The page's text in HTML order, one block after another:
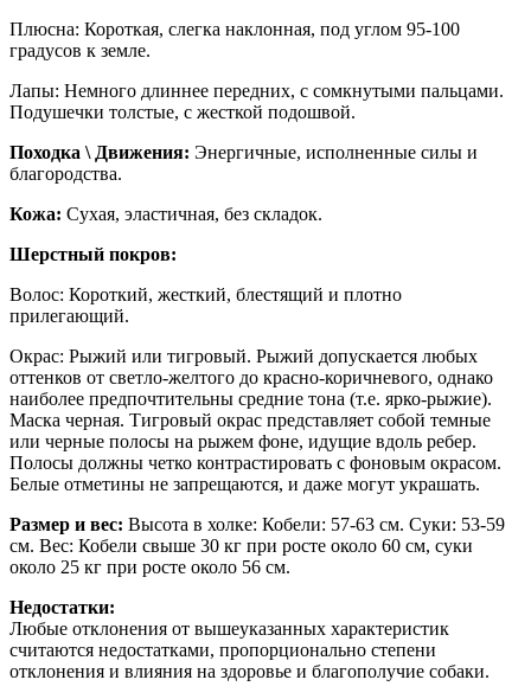
Плюсна: Короткая, слегка наклонная, под углом 95-100
градусов к земле.
Лапы: Немного длиннее передних, с сомкнутыми пальцами.
Подушечки толстые, с жесткой подошвой.
Походка \ Движения: Энергичные, исполненные силы и
благородства.
Кожа: Сухая, эластичная, без складок.
Шерстный покров:
Волос: Короткий, жесткий, блестящий и плотно
прилегающий.
Окрас: Рыжий или тигровый. Рыжий допускается любых
оттенков от светло-желтого до красно-коричневого, однако
наиболее предпочтительны средние тона (т.е. ярко-рыжие).
Маска черная. Тигровый окрас представляет собой темные
или черные полосы на рыжем фоне, идущие вдоль ребер.
Полосы должны четко контрастировать с фоновым окрасом.
Белые отметины не запрещаются, и даже могут украшать.
Размер и вес: Высота в холке: Кобели: 57-63 см. Суки: 53-59
см. Вес: Кобели свыше 30 кг при росте около 60 см, суки
около 25 кг при росте около 56 см.
Недостатки:
Любые отклонения от вышеуказанных характеристик
считаются недостатками, пропорционально степени
отклонения и влияния на здоровье и благополучие собаки.